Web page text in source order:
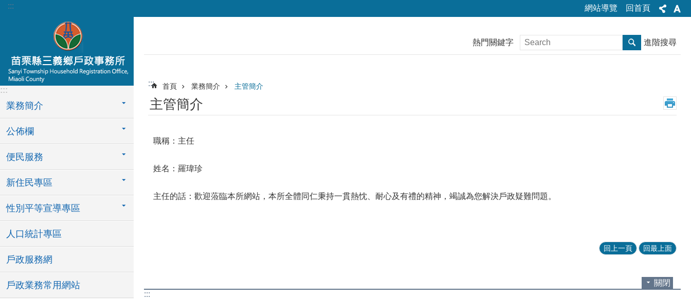
跳到主要內容區塊
::: 網站導覽 回首頁
:::
業務簡介
公佈欄
便民服務
新住民專區
性別平等宣導專區
人口統計專區
戶政服務網
戶政業務常用網站
熱門關鍵字 進階搜尋
::: 首頁 業務簡介 主管簡介
主管簡介
職稱：主任
姓名：羅瑋珍
主任的話：歡迎蒞臨本所網站，本所全體同仁秉持一貫熱忱、耐心及有禮的精神，竭誠為您解決戶政疑難問題。
回上一頁 回最上面
關閉
:::